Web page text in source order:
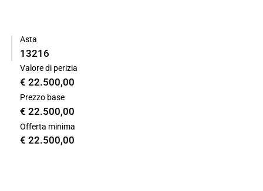
Asta
13216
Valore di perizia
€ 22.500,00
Prezzo base
€ 22.500,00
Offerta minima
€ 22.500,00